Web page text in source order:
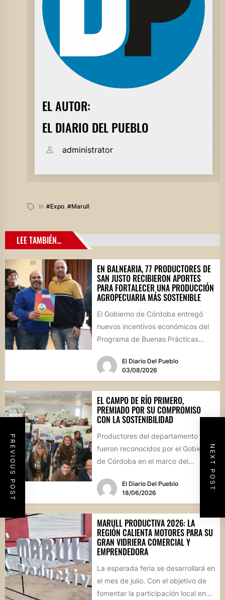
EL AUTOR:
EL DIARIO DEL PUEBLO
administrator
In #expo, #marull
PREVIOUS POST NEXT POST
LEE TAMBIÉN...
EN BALNEARIA, 77 PRODUCTORES DE
SAN JUSTO RECIBIERON APORTES
PARA FORTALECER UNA PRODUCCIÓN
AGROPECUARIA MÁS SOSTENIBLE
El Gobierno de Córdoba entregó
nuevos incentivos económicos del
Programa de Buenas Prácticas
acto realizado en...
El Diario Del Pueblo
03/08/2026
EL CAMPO DE RÍO PRIMERO,
PREMIADO POR SU COMPROMISO
CON LA SOSTENIBILIDAD
Productores del departamento
fueron reconocidos por el Gobierno
de Córdoba en el marco del
Agropecuarias (BPAs)....
El Diario Del Pueblo
18/06/2026
MARULL PRODUCTIVA 2026: LA
REGIÓN CALIENTA MOTORES PARA SU
GRAN VIDRIERA COMERCIAL Y
EMPRENDEDORA
La esperada feria se desarrollará en
el mes de julio. Con el objetivo de
fomentar la participación local en